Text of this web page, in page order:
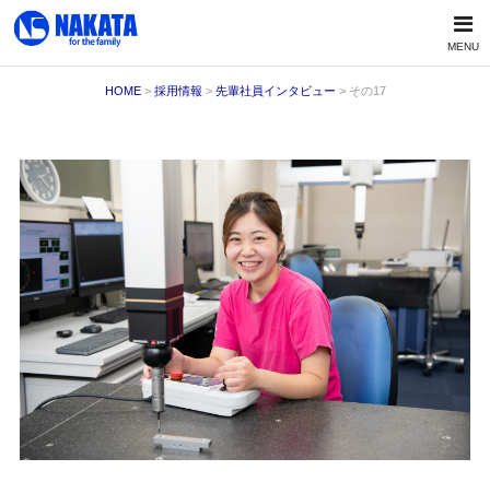
MENU
HOME> 採用情報 > 先輩社員インタビュー > その17